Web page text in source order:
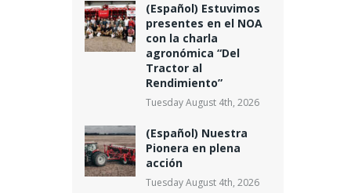
(Español) Estuvimos
presentes en el NOA
con la charla
agronómica “Del
Tractor al
Rendimiento”
Tuesday August 4th, 2026
(Español) Nuestra
Pionera en plena
acción
Tuesday August 4th, 2026